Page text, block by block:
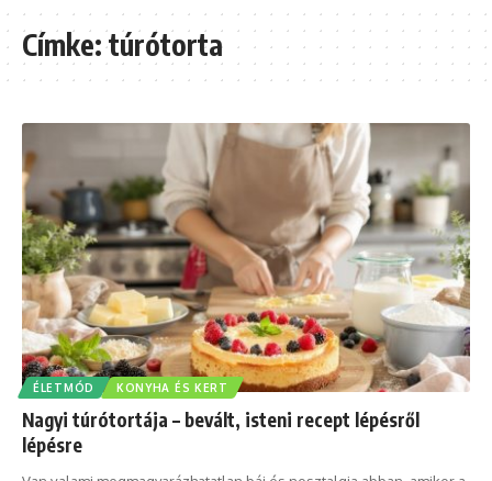
Címke:túrótorta
ÉLETMÓD KONYHA ÉS KERT
Nagyi túrótortája – bevált, isteni recept lépésről
lépésre